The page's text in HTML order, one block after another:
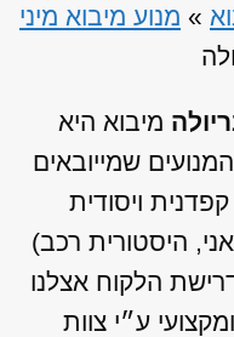
» מנוע מיבוא מיני
מיבוא היא
שמייובאים
ויסודית
היסטורית רכב)
הלקוח אצלנו
ע״י צוות